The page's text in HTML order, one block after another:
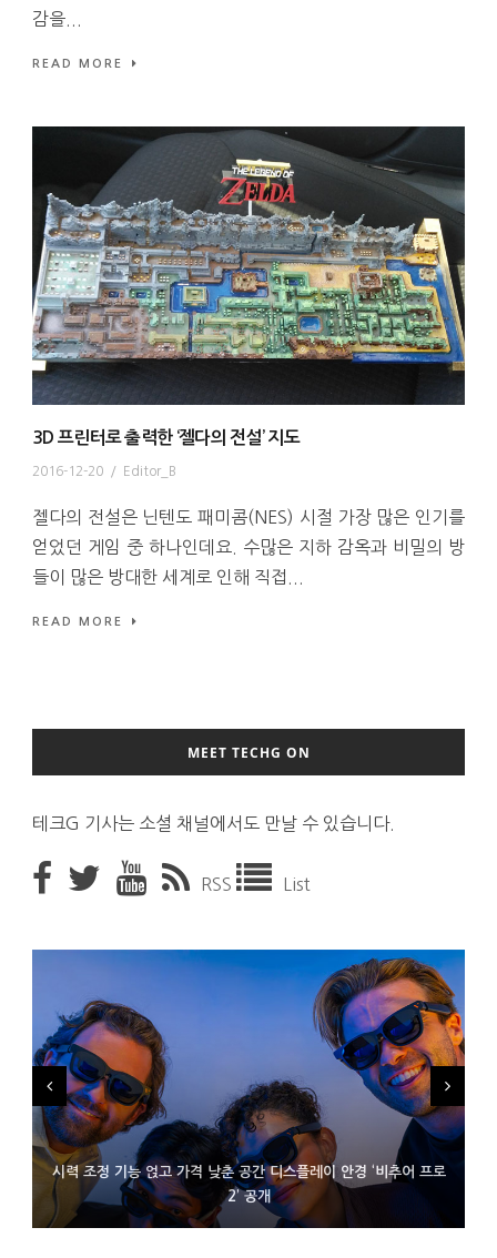
감을...
READ MORE
3D 프린터로 출력한 ‘젤다의 전설’ 지도
2016-12-20 / Editor_B
젤다의 전설은 닌텐도 패미콤(NES) 시절 가장 많은 인기를
얻었던 게임 중 하나인데요. 수많은 지하 감옥과 비밀의 방
들이 많은 방대한 세계로 인해 직접...
READ MORE
MEET TECHG ON
테크G 기사는 소셜 채널에서도 만날 수 있습니다.
RSS List
시력 조정 기능 얹고 가격 낮춘 공간 디스플레이 안경 ‘비추어 프로
2’ 공개
D램 부족에 10억달러어치 아이폰18 프로세서 패키징 대기 중
300~400달러 반지형 스피커 준비하는 오픈AI